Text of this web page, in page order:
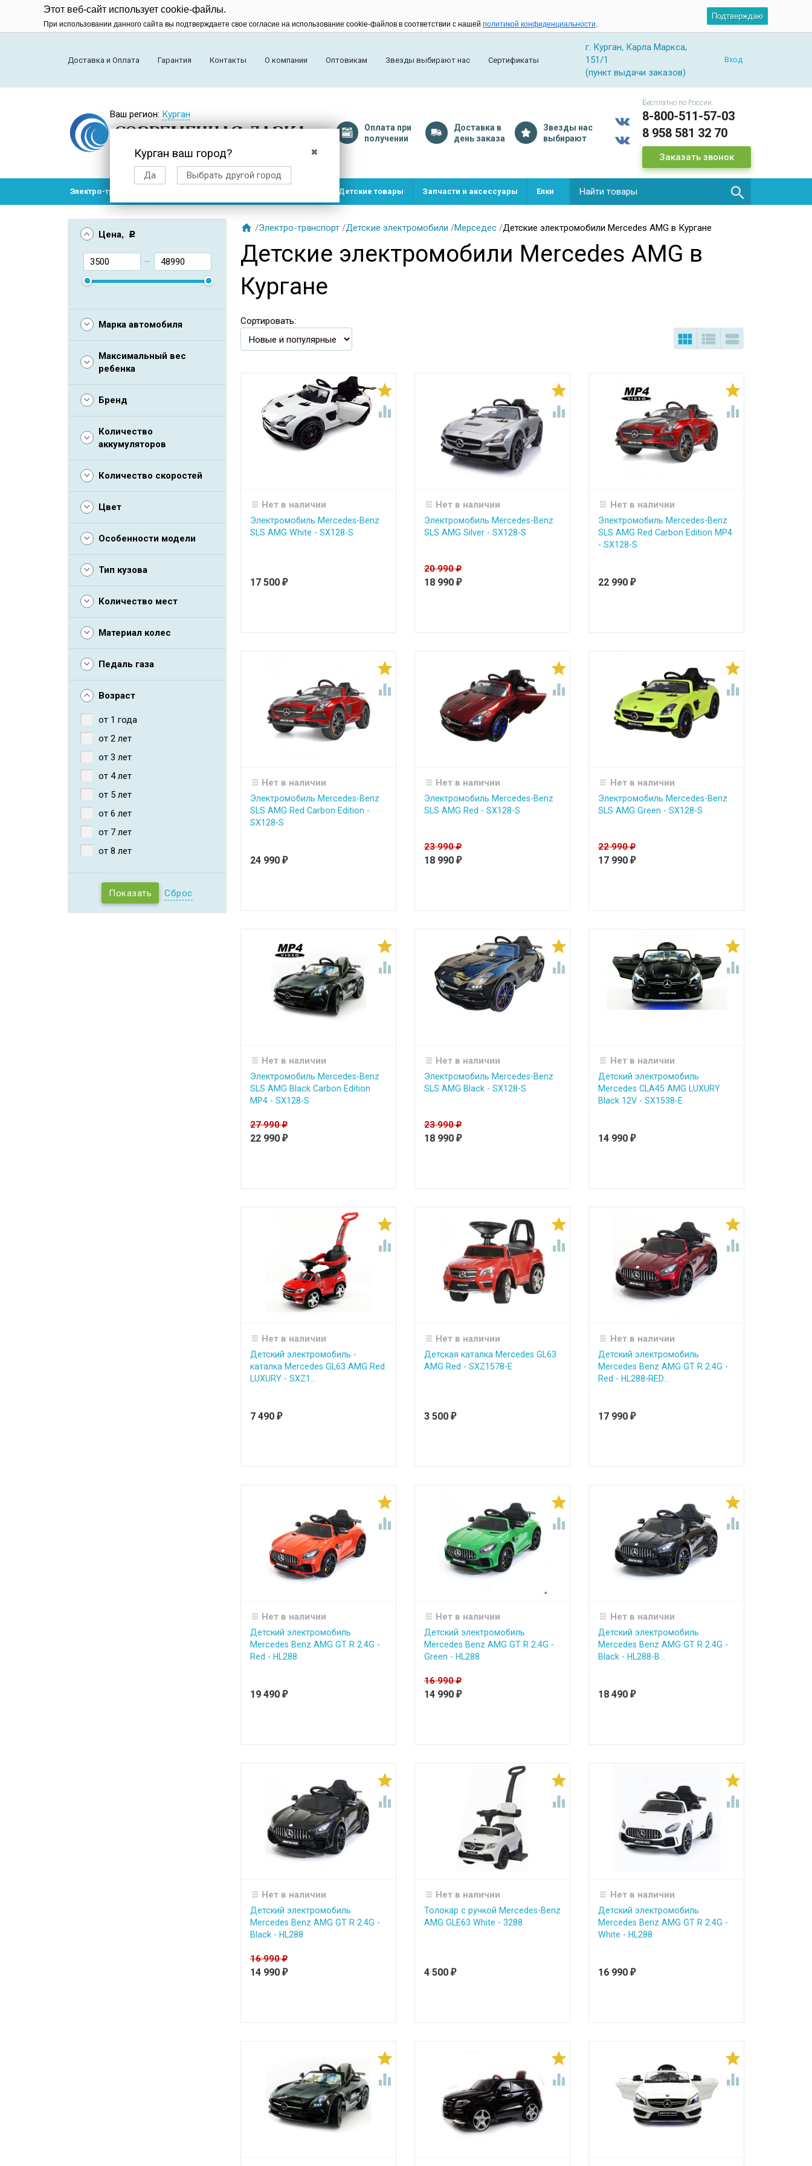
Этот веб-сайт использует cookie-файлы.
При использовании данного сайта вы подтверждаете свое согласие на использование cookie-файлов в соответствии с нашей политикой конфиденциальности.
Подтверждаю
Доставка и Оплата Гарантия Контакты О компании Оптовикам Звезды выбирают нас Сертификаты
г. Курган, Карла Маркса,
151/1
(пункт выдачи заказов)
Вход
Ваш регион: Курган
✖
Курган ваш город?
Да Выбрать другой город
Оплата при
получении
Доставка в
день заказа
Звезды нас
выбирают
Бесплатно по России
8-800-511-57-03
8 958 581 32 70
Заказать звонок
Электро-транспорт Детские товары Запчасти и аксессуары Елки 
Цена , Р
—
Марка автомобиля
Максимальный вес
ребенка
Бренд
Количество
аккумуляторов
Количество скоростей
Цвет
Особенности модели
Тип кузова
Количество мест
Материал колес
Педаль газа
Возраст
от 1 года
от 2 лет
от 3 лет
от 4 лет
от 5 лет
от 6 лет
от 7 лет
от 8 лет
Сброс
 /Электро-транспорт /Детские электромобили /Мерседес /Детские электромобили Mercedes AMG в Кургане
Детские электромобили Mercedes AMG в
Кургане
Сортировать:
  


Нет в наличии
Электромобиль Mercedes-Benz
SLS AMG White - SX128-S
17 500 ₽


Нет в наличии
Электромобиль Mercedes-Benz
SLS AMG Silver - SX128-S
20 990₽
18 990 ₽


Нет в наличии
Электромобиль Mercedes-Benz
SLS AMG Red Carbon Edition MP4
- SX128-S
22 990 ₽


Нет в наличии
Электромобиль Mercedes-Benz
SLS AMG Red Carbon Edition -
SX128-S
24 990 ₽


Нет в наличии
Электромобиль Mercedes-Benz
SLS AMG Red - SX128-S
23 990₽
18 990 ₽


Нет в наличии
Электромобиль Mercedes-Benz
SLS AMG Green - SX128-S
22 990₽
17 990 ₽


Нет в наличии
Электромобиль Mercedes-Benz
SLS AMG Black Carbon Edition
MP4 - SX128-S
27 990₽
22 990 ₽


Нет в наличии
Электромобиль Mercedes-Benz
SLS AMG Black - SX128-S
23 990₽
18 990 ₽


Нет в наличии
Детский электромобиль
Mercedes CLA45 AMG LUXURY
Black 12V - SX1538-E
14 990 ₽


Нет в наличии
Детский электромобиль -
каталка Mercedes GL63 AMG Red
LUXURY - SXZ1...
7 490 ₽


Нет в наличии
Детская каталка Mercedes GL63
AMG Red - SXZ1578-E
3 500 ₽


Нет в наличии
Детский электромобиль
Mercedes Benz AMG GT R 2.4G -
Red - HL288-RED...
17 990 ₽


Нет в наличии
Детский электромобиль
Mercedes Benz AMG GT R 2.4G -
Red - HL288
19 490 ₽


Нет в наличии
Детский электромобиль
Mercedes Benz AMG GT R 2.4G -
Green - HL288
16 990₽
14 990 ₽


Нет в наличии
Детский электромобиль
Mercedes Benz AMG GT R 2.4G -
Black - HL288-B...
18 490 ₽


Нет в наличии
Детский электромобиль
Mercedes Benz AMG GT R 2.4G -
Black - HL288
16 990₽
14 990 ₽


Нет в наличии
Толокар с ручкой Mercedes-Benz
AMG GLE63 White - 3288
4 500 ₽


Нет в наличии
Детский электромобиль
Mercedes Benz AMG GT R 2.4G -
White - HL288
16 990 ₽





